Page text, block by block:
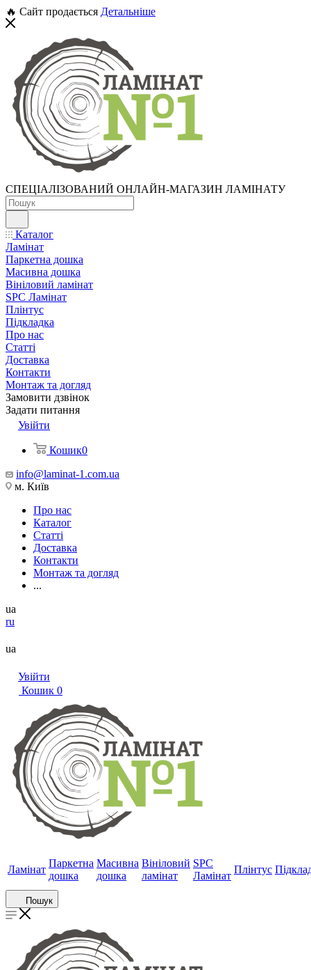
🔥 Сайт продається Детальніше
СПЕЦІАЛІЗОВАНИЙ ОНЛАЙН-МАГАЗИН ЛАМІНАТУ
Каталог
Ламінат
Паркетна дошка
Масивна дошка
Вініловий ламінат
SPC Ламінат
Плінтус
Підкладка
Про нас
Статті
Доставка
Контакти
Монтаж та догляд
Замовити дзвінок
Задати питання
Увійти
Кошик0
info@laminat-1.com.ua
м. Київ
Про нас
Каталог
Статті
Доставка
Контакти
Монтаж та догляд
...
ua
ru
ua
Увійти
Кошик 0
Ламінат
Паркетна
дошка
Масивна
дошка
Вініловий
ламінат
SPC
Ламінат
Плінтус
Пошук